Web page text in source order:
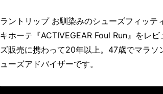
ラントリップ お馴染みのシューズフィッテ
キホーテ『ACTIVEGEAR Foul Run』をレ
ズ販売に携わって20年以上。47歳でマラ
ューズアドバイザーです。